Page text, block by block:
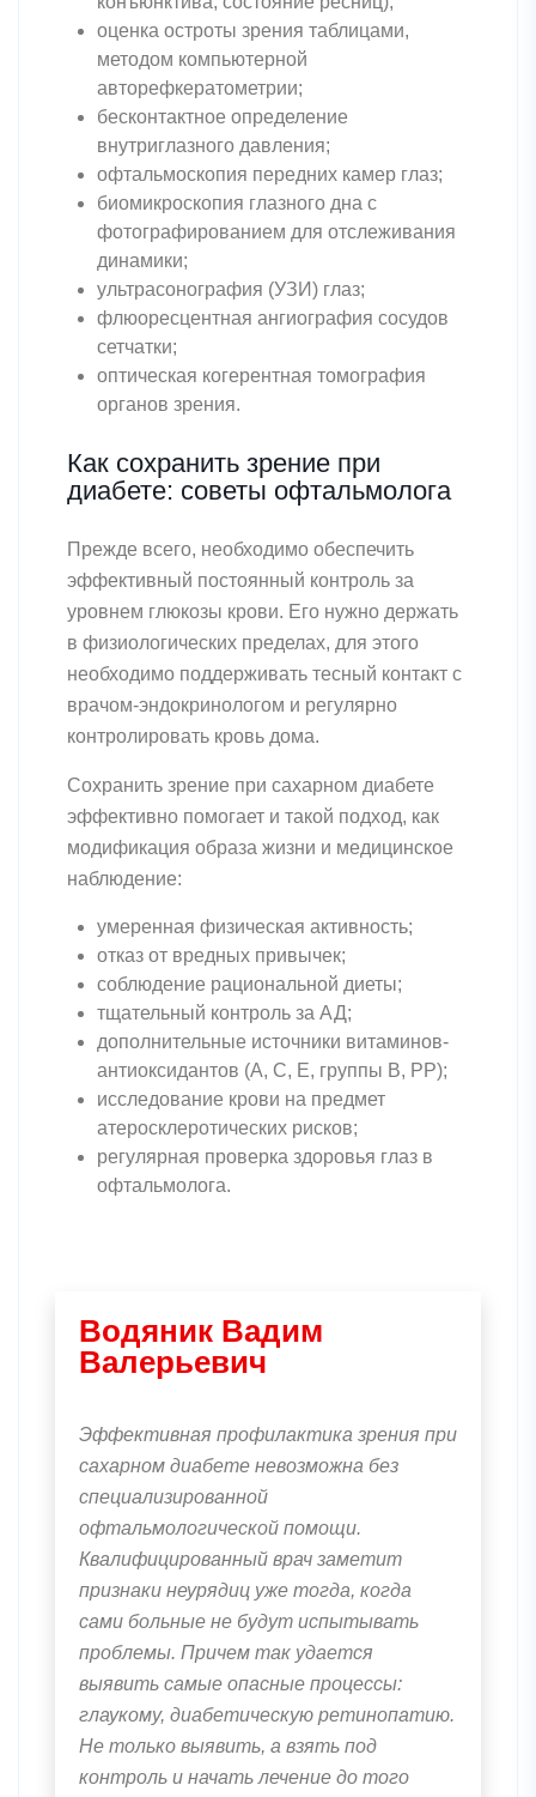
оценка остроты зрения таблицами,
методом компьютерной
авторефкератометрии;
бесконтактное определение
внутриглазного давления;
офтальмоскопия передних камер глаз;
биомикроскопия глазного дна с
фотографированием для отслеживания
динамики;
ультрасонография (УЗИ) глаз;
флюоресцентная ангиография сосудов
сетчатки;
оптическая когерентная томография
органов зрения.
Как сохранить зрение при
диабете: советы офтальмолога
Прежде всего, необходимо обеспечить
эффективный постоянный контроль за
уровнем глюкозы крови. Его нужно держать
в физиологических пределах, для этого
необходимо поддерживать тесный контакт с
врачом-эндокринологом и регулярно
контролировать кровь дома.
Сохранить зрение при сахарном диабете
эффективно помогает и такой подход, как
модификация образа жизни и медицинское
наблюдение:
умеренная физическая активность;
отказ от вредных привычек;
соблюдение рациональной диеты;
тщательный контроль за АД;
дополнительные источники витаминов-
антиоксидантов (A, C, E, группы B, PP);
исследование крови на предмет
атеросклеротических рисков;
регулярная проверка здоровья глаз в
офтальмолога.
Водяник Вадим
Валерьевич
Эффективная профилактика зрения при
сахарном диабете невозможна без
специализированной
офтальмологической помощи.
Квалифицированный врач заметит
признаки неурядиц уже тогда, когда
сами больные не будут испытывать
проблемы. Причем так удается
выявить самые опасные процессы:
глаукому, диабетическую ретинопатию.
Не только выявить, а взять под
контроль и начать лечение до того